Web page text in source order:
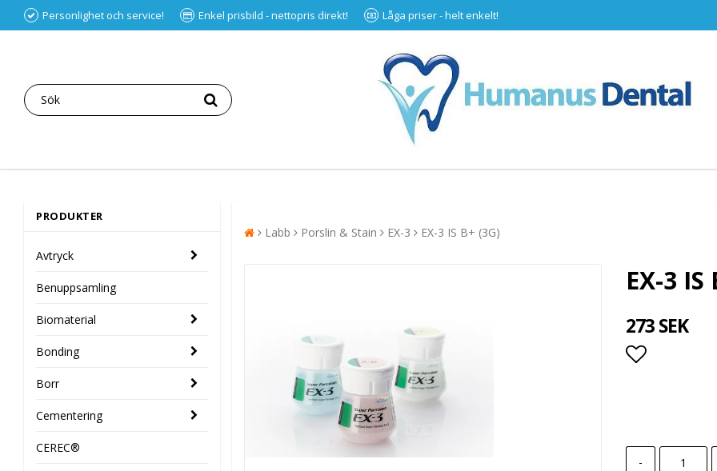
Personlighet och service! Enkel prisbild - nettopris direkt! Låga priser - helt enkelt!
PRODUKTER
Avtryck
Benuppsamling
Biomaterial
Bonding
Borr
Cementering
CEREC®
Labb Porslin & Stain EX-3 EX-3 IS B+ (3G)
EX-3 IS
273 SEK
-